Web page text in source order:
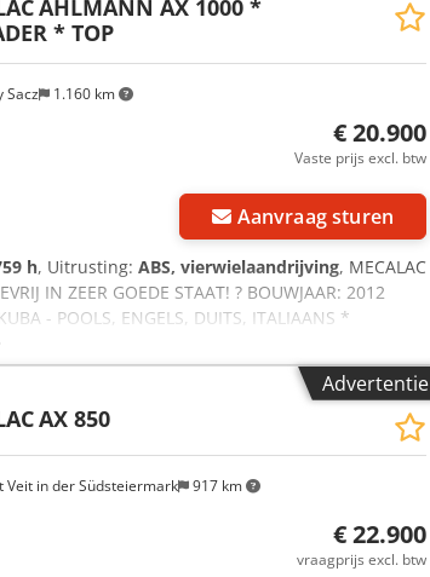
Sacz 1.160 km
AHLMANN AX 1000 *
* TOP
€ 20.900
Vaste prijs excl. btw
Aanvraag sturen
h, Uitrusting: ABS, vierwielaandrijving, MECALAC
IN ZEER GOEDE STAAT! ? BOUWJAAR: 2012
- POOLS, ENGELS, DUITS, ITALIAANS *
* COSTEL - ROEMEENS (Română: wij
- ???? : 08793
Advertentie
Veit in der Südsteiermark 917 km
AX 850
€ 22.900
vraagprijs excl. btw